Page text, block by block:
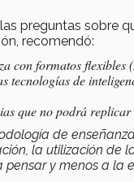
preguntas sobre
recomendó:
con formatos
tecnologías de
que no podrá
de
la utilización de
y menos a la